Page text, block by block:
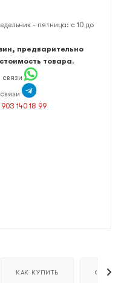
- пятница: с 10 до
предварительно
товара.
903 140 18 99
КАК КУПИТЬ ОПЛАТА